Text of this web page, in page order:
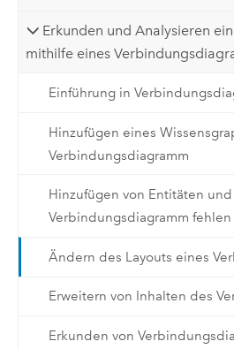
Erkunden und Analysieren
mithilfe eines
Einführung in
Hinzufügen eines
Verbindungsdiagramm
Hinzufügen von Entitäten
Verbindungsdiagramm fehlen
Ändern des Layouts eines
Erweitern von Inhalten des
Erkunden von